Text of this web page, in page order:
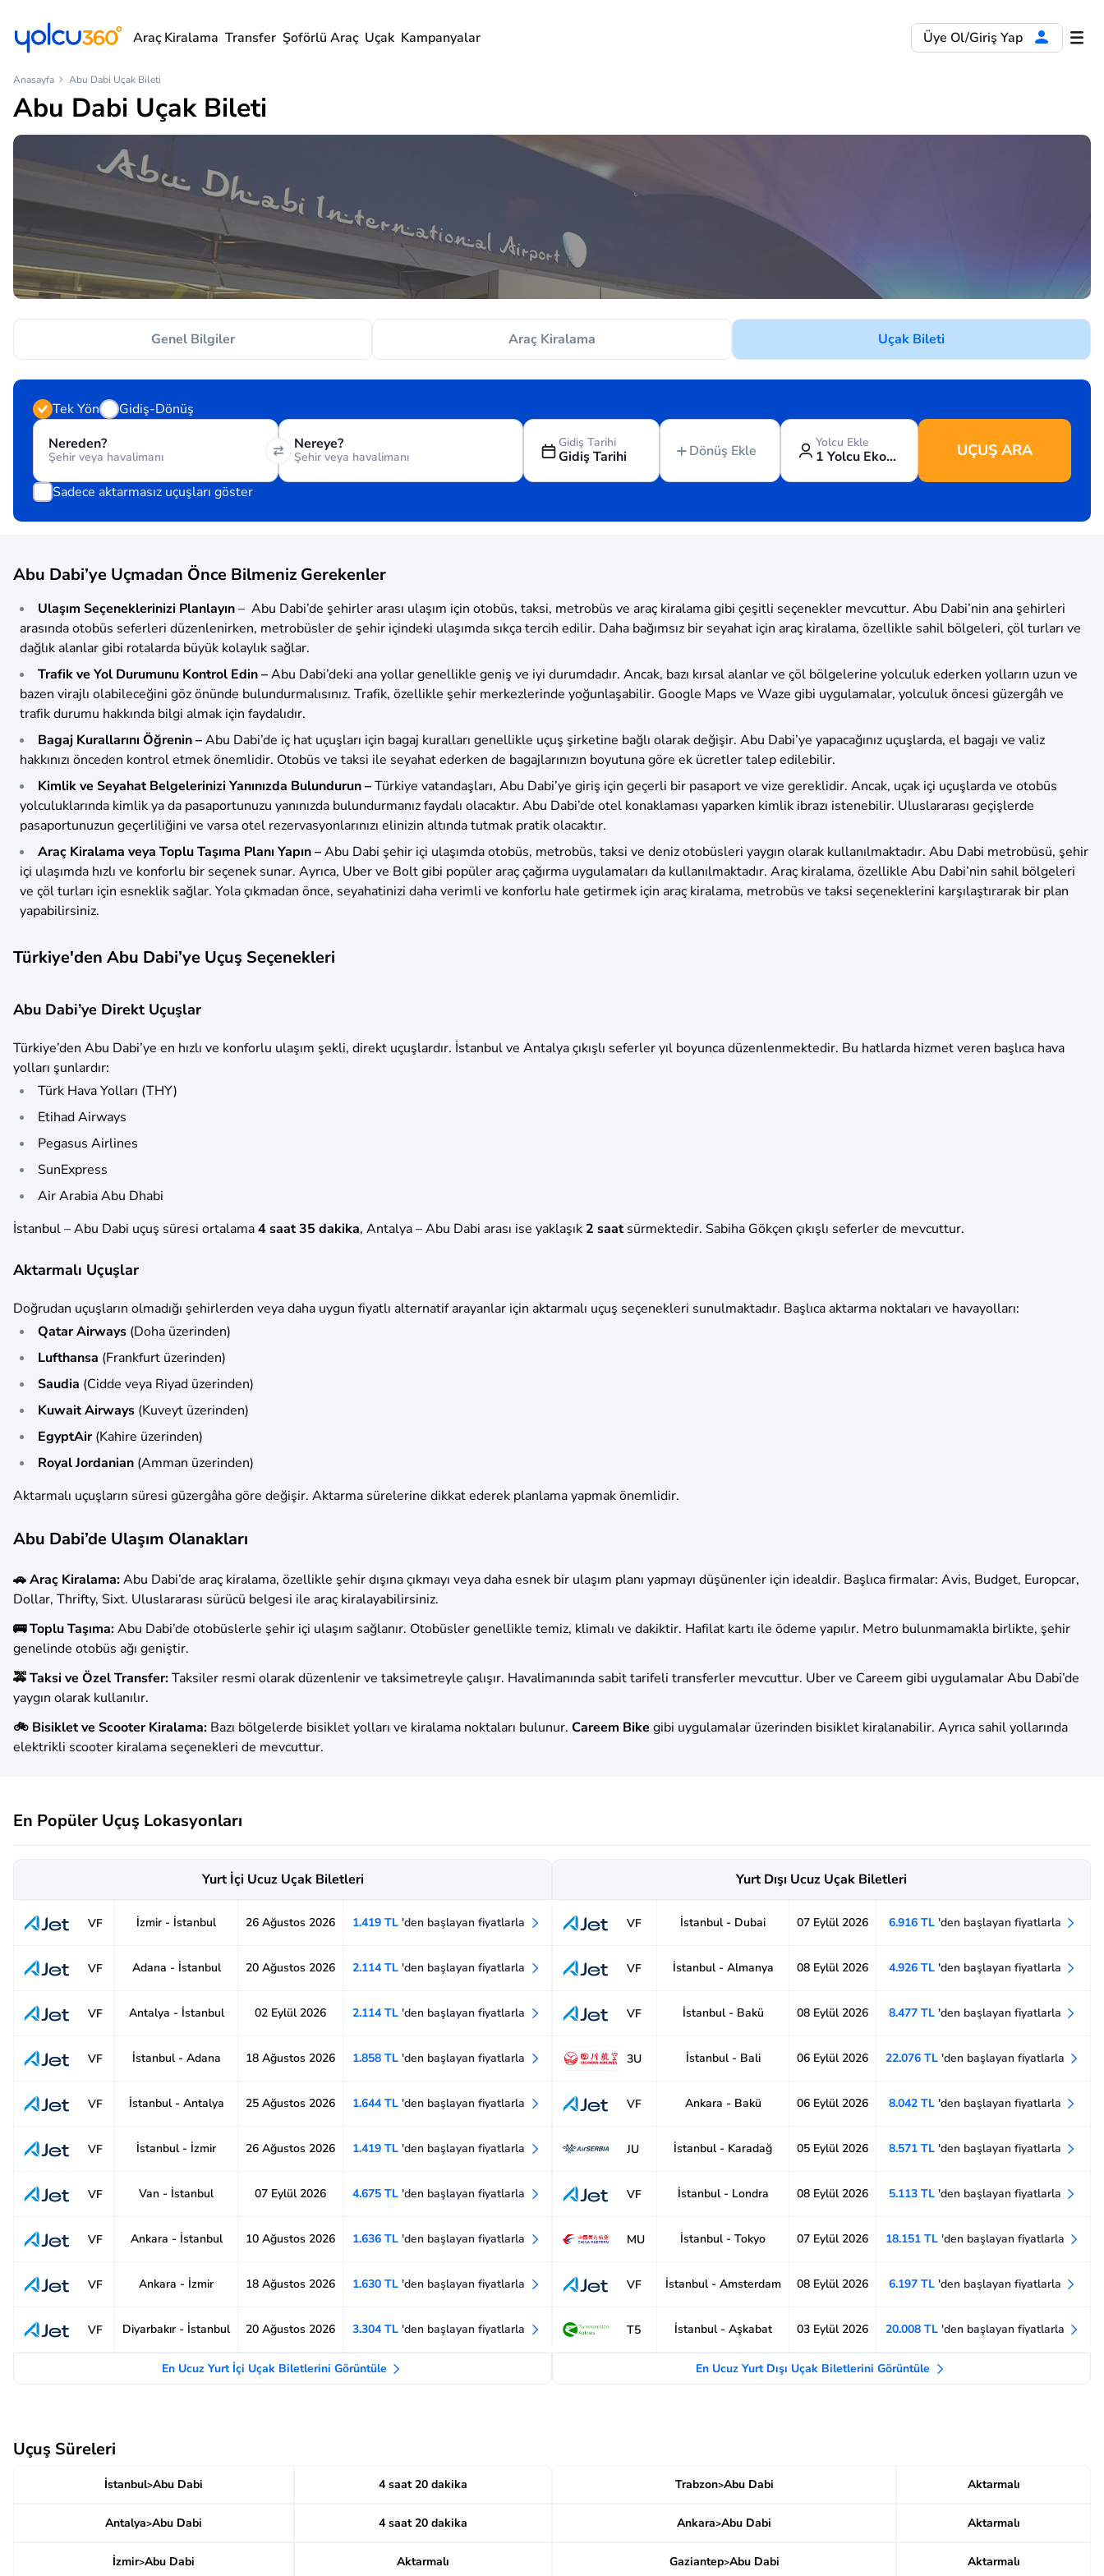
Araç Kiralama Transfer Şoförlü Araç Uçak Kampanyalar Üye Ol/Giriş Yap
Anasayfa Abu Dabi Uçak Bileti
Abu Dabi Uçak Bileti
Genel Bilgiler Araç Kiralama Uçak Bileti
Tek Yön
Gidiş-Dönüş
Nereden?
Nereye? Gidiş Tarihi
Gidiş Tarihi Dönüş Ekle Yolcu Ekle
1 Yolcu Ekonomi UÇUŞ ARA
Sadece aktarmasız uçuşları göster
Abu Dabi’ye Uçmadan Önce Bilmeniz Gerekenler
Ulaşım Seçeneklerinizi Planlayın– Abu Dabi’de şehirler arası ulaşım için otobüs, taksi, metrobüs ve araç kiralama gibi çeşitli seçenekler mevcuttur. Abu Dabi’nin ana şehirleri
arasında otobüs seferleri düzenlenirken, metrobüsler de şehir içindeki ulaşımda sıkça tercih edilir. Daha bağımsız bir seyahat için araç kiralama, özellikle sahil bölgeleri, çöl turları ve
dağlık alanlar gibi rotalarda büyük kolaylık sağlar.
Trafik ve Yol Durumunu Kontrol Edin –Abu Dabi’deki ana yollar genellikle geniş ve iyi durumdadır. Ancak, bazı kırsal alanlar ve çöl bölgelerine yolculuk ederken yolların uzun ve
bazen virajlı olabileceğini göz önünde bulundurmalısınız. Trafik, özellikle şehir merkezlerinde yoğunlaşabilir. Google Maps ve Waze gibi uygulamalar, yolculuk öncesi güzergâh ve
trafik durumu hakkında bilgi almak için faydalıdır.
Bagaj Kurallarını Öğrenin –Abu Dabi’de iç hat uçuşları için bagaj kuralları genellikle uçuş şirketine bağlı olarak değişir. Abu Dabi’ye yapacağınız uçuşlarda, el bagajı ve valiz
hakkınızı önceden kontrol etmek önemlidir. Otobüs ve taksi ile seyahat ederken de bagajlarınızın boyutuna göre ek ücretler talep edilebilir.
Kimlik ve Seyahat Belgelerinizi Yanınızda Bulundurun –Türkiye vatandaşları, Abu Dabi’ye giriş için geçerli bir pasaport ve vize gereklidir. Ancak, uçak içi uçuşlarda ve otobüs
yolculuklarında kimlik ya da pasaportunuzu yanınızda bulundurmanız faydalı olacaktır. Abu Dabi’de otel konaklaması yaparken kimlik ibrazı istenebilir. Uluslararası geçişlerde
pasaportunuzun geçerliliğini ve varsa otel rezervasyonlarınızı elinizin altında tutmak pratik olacaktır.
Araç Kiralama veya Toplu Taşıma Planı Yapın –Abu Dabi şehir içi ulaşımda otobüs, metrobüs, taksi ve deniz otobüsleri yaygın olarak kullanılmaktadır. Abu Dabi metrobüsü, şehir
içi ulaşımda hızlı ve konforlu bir seçenek sunar. Ayrıca, Uber ve Bolt gibi popüler araç çağırma uygulamaları da kullanılmaktadır. Araç kiralama, özellikle Abu Dabi’nin sahil bölgeleri
ve çöl turları için esneklik sağlar. Yola çıkmadan önce, seyahatinizi daha verimli ve konforlu hale getirmek için araç kiralama, metrobüs ve taksi seçeneklerini karşılaştırarak bir plan
yapabilirsiniz.
Türkiye'den Abu Dabi’ye Uçuş Seçenekleri
Abu Dabi’ye Direkt Uçuşlar
Türkiye’den Abu Dabi’ye en hızlı ve konforlu ulaşım şekli, direkt uçuşlardır. İstanbul ve Antalya çıkışlı seferler yıl boyunca düzenlenmektedir. Bu hatlarda hizmet veren başlıca hava
yolları şunlardır:
Türk Hava Yolları (THY)
Etihad Airways
Pegasus Airlines
SunExpress
Air Arabia Abu Dhabi
İstanbul – Abu Dabi uçuş süresi ortalama4 saat 35 dakika, Antalya – Abu Dabi arası ise yaklaşık 2 saatsürmektedir. Sabiha Gökçen çıkışlı seferler de mevcuttur.
Aktarmalı Uçuşlar
Doğrudan uçuşların olmadığı şehirlerden veya daha uygun fiyatlı alternatif arayanlar için aktarmalı uçuş seçenekleri sunulmaktadır. Başlıca aktarma noktaları ve havayolları:
Qatar Airways (Doha üzerinden)
Lufthansa (Frankfurt üzerinden)
Saudia (Cidde veya Riyad üzerinden)
Kuwait Airways (Kuveyt üzerinden)
EgyptAir(Kahire üzerinden)
Royal Jordanian (Amman üzerinden)
Aktarmalı uçuşların süresi güzergâha göre değişir. Aktarma sürelerine dikkat ederek planlama yapmak önemlidir.
Abu Dabi’de Ulaşım Olanakları
🚗 Araç Kiralama:Abu Dabi’de araç kiralama, özellikle şehir dışına çıkmayı veya daha esnek bir ulaşım planı yapmayı düşünenler için idealdir. Başlıca firmalar: Avis, Budget, Europcar,
Dollar, Thrifty, Sixt. Uluslararası sürücü belgesi ile araç kiralayabilirsiniz.
🚌 Toplu Taşıma:Abu Dabi’de otobüslerle şehir içi ulaşım sağlanır. Otobüsler genellikle temiz, klimalı ve dakiktir. Hafilat kartı ile ödeme yapılır. Metro bulunmamakla birlikte, şehir
genelinde otobüs ağı geniştir.
🚕 Taksi ve Özel Transfer:Taksiler resmi olarak düzenlenir ve taksimetreyle çalışır. Havalimanında sabit tarifeli transferler mevcuttur. Uber ve Careem gibi uygulamalar Abu Dabi’de
yaygın olarak kullanılır.
🚲 Bisiklet ve Scooter Kiralama: Bazı bölgelerde bisiklet yolları ve kiralama noktaları bulunur. Careem Bike gibi uygulamalar üzerinden bisiklet kiralanabilir. Ayrıca sahil yollarında
elektrikli scooter kiralama seçenekleri de mevcuttur.
En Popüler Uçuş Lokasyonları
Yurt İçi Ucuz Uçak Biletleri
VF İzmir - İstanbul 26 Ağustos 2026 1.419 TL'den başlayan fiyatlarla
VF Adana - İstanbul 20 Ağustos 2026 2.114 TL'den başlayan fiyatlarla
VF Antalya - İstanbul 02 Eylül 2026 2.114 TL'den başlayan fiyatlarla
VF İstanbul - Adana 18 Ağustos 2026 1.858 TL'den başlayan fiyatlarla
VF İstanbul - Antalya 25 Ağustos 2026 1.644 TL'den başlayan fiyatlarla
VF İstanbul - İzmir 26 Ağustos 2026 1.419 TL'den başlayan fiyatlarla
VF Van - İstanbul 07 Eylül 2026 4.675 TL'den başlayan fiyatlarla
VF Ankara - İstanbul 10 Ağustos 2026 1.636 TL'den başlayan fiyatlarla
VF Ankara - İzmir 18 Ağustos 2026 1.630 TL'den başlayan fiyatlarla
VF Diyarbakır - İstanbul 20 Ağustos 2026 3.304 TL'den başlayan fiyatlarla
En Ucuz Yurt İçi Uçak Biletlerini Görüntüle
Yurt Dışı Ucuz Uçak Biletleri
VF İstanbul - Dubai 07 Eylül 2026 6.916 TL 'den başlayan fiyatlarla
VF İstanbul - Almanya 08 Eylül 2026 4.926 TL 'den başlayan fiyatlarla
VF İstanbul - Bakü 08 Eylül 2026 8.477 TL 'den başlayan fiyatlarla
3U İstanbul - Bali 06 Eylül 2026 22.076 TL 'den başlayan fiyatlarla
VF Ankara - Bakü 06 Eylül 2026 8.042 TL 'den başlayan fiyatlarla
JU İstanbul - Karadağ 05 Eylül 2026 8.571 TL 'den başlayan fiyatlarla
VF İstanbul - Londra 08 Eylül 2026 5.113 TL 'den başlayan fiyatlarla
MU İstanbul - Tokyo 07 Eylül 2026 18.151 TL 'den başlayan fiyatlarla
VF İstanbul - Amsterdam 08 Eylül 2026 6.197 TL 'den başlayan fiyatlarla
T5 İstanbul - Aşkabat 03 Eylül 2026 20.008 TL 'den başlayan fiyatlarla
En Ucuz Yurt Dışı Uçak Biletlerini Görüntüle
Uçuş Süreleri
İstanbul>Abu Dabi 4 saat 20 dakika
Antalya>Abu Dabi 4 saat 20 dakika
İzmir>Abu Dabi Aktarmalı
Trabzon>Abu Dabi Aktarmalı
Ankara>Abu Dabi Aktarmalı
Gaziantep>Abu Dabi Aktarmalı